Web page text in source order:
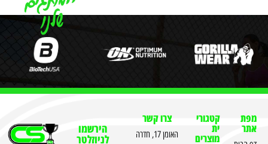
מפת
אתר
קטגורי
ית
מוצרים
צרו קשר
האומן 17, חדרה הירשמו
לניוזלטר